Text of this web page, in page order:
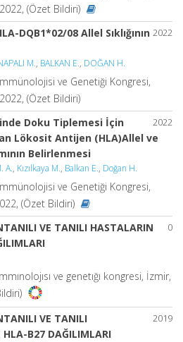
(Özet Bildiri)
2022
DQB1*02/08 Allel Sıklığının
M., BALKAN E., DOĞAN H.
ve Genetiği Kongresi,
(Özet Bildiri)
2022
Doku Tiplemesi İçin
Lökosit Antijen (HLA)Allel ve
Belirlenmesi
A., Kızılkaya M., Balkan E., Doğan H.
ve Genetiği Kongresi,
(Özet Bildiri)
0
VE TANILI HASTALARIN
ve genetığı kongresi, İzmir,
2019
VE TANILI
B27 DAĞILIMLARI